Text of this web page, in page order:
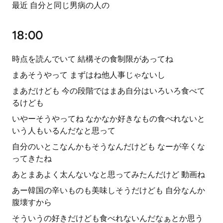
最近 自分と同じ男病の人の
18:00
時点を読んでいて 結構その食制限があってね
まあそうやって まずはね他人事じゃないし
まあだけども 今の段階ではまあ自分はいろいろ食べて
るけども
いやーそうやってね なかなか好きなもの食べれないと
いう人もいるんだなと思って
自分のいとこなんかもそうなんだけども なーが辛くな
ってきたね
あとまあよく太んないなと思ってみたんだけど 動画ね
あー韓国の辛いものも美味しそうだけども 自分なんか
腹壊すから
そういうの好きだけども食べれないんだなぁとか思う